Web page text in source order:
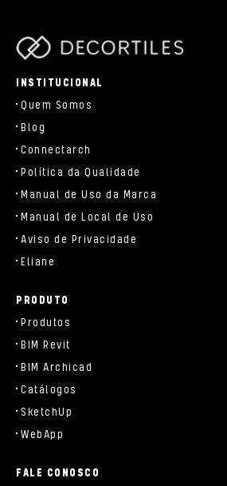
INSTITUCIONAL
Quem Somos
Blog
Connectarch
Política da Qualidade
Manual de Uso da Marca
Manual de Local de Uso
Aviso de Privacidade
Eliane
PRODUTO
Produtos
BIM Revit
BIM Archicad
Catálogos
SketchUp
WebApp
FALE CONOSCO